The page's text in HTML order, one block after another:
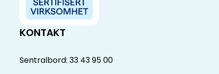
KONTAKT
Sentralbord: 33 43 95 00